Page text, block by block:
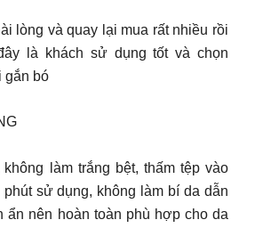
lòng và quay lại mua rất nhiều rồi
là khách sử dụng tốt và chọn
gắn bó
làm trắng bệt, thấm tệp vào
phút sử dụng, không làm bí da dẫn
ẩn nên hoàn toàn phù hợp cho da